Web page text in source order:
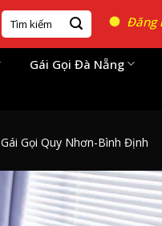
Tìm
kiếm:
Đăng
Gái Gọi Đà Nẵng
Gái Gọi Quy Nhơn-Bình Định